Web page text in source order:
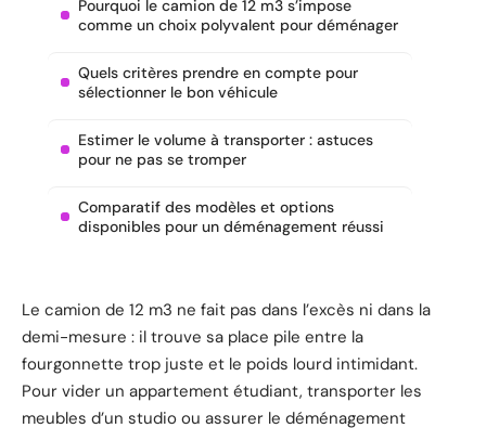
Pourquoi le camion de 12 m3 s’impose
comme un choix polyvalent pour déménager
Quels critères prendre en compte pour
sélectionner le bon véhicule
Estimer le volume à transporter : astuces
pour ne pas se tromper
Comparatif des modèles et options
disponibles pour un déménagement réussi
Le camion de 12 m3 ne fait pas dans l’excès ni dans la
demi-mesure : il trouve sa place pile entre la
fourgonnette trop juste et le poids lourd intimidant.
Pour vider un appartement étudiant, transporter les
meubles d’un studio ou assurer le déménagement